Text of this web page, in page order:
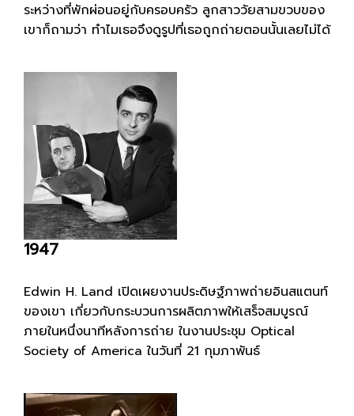
ระหว่างที่พักผ่อนอยู่กับครอบครัว ลูกสาววัยสามขวบของ
เขาก็ถามว่า ทำไมเธอจึงดูรูปที่เธอถูกถ่ายตอนนั้นเลยไม่ได้
1947
Edwin H. Land เปิดเผยงานประดิษฐ์ภาพถ่ายอินสแตนท์
ของเขา เกี่ยวกับกระบวนการผลิตภาพให้เสร็จสมบูรณ์
ภายในหนึ่งนาทีหลังการถ่าย ในงานประชุม Optical
Society of America ในวันที่ 21 กุมภาพันธ์